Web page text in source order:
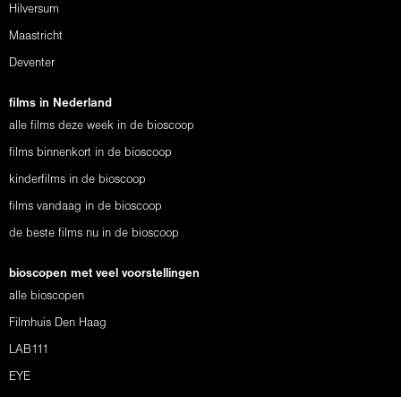
Hilversum
Maastricht
Deventer
films in Nederland
alle films deze week in de bioscoop
films binnenkort in de bioscoop
kinderfilms in de bioscoop
films vandaag in de bioscoop
de beste films nu in de bioscoop
bioscopen met veel voorstellingen
alle bioscopen
Filmhuis Den Haag
LAB111
EYE